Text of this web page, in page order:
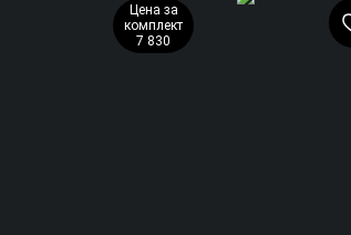
Цена за
комплект
7 830